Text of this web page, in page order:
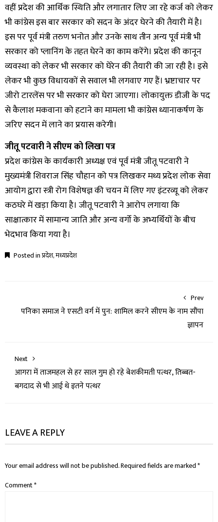
वहीं प्रदेश की आर्थिक स्थिति और लगातार लिए जा रहे कर्ज को लेकर
भी कांग्रेस इस बार सरकार को सदन के अंदर घेरने की तैयारी में है।
इस पर पूर्व मंत्री तरुण भनोत और उनके साथ तीन अन्य पूर्व मंत्री भी
सरकार को प्लानिंग के तहत घेरने का काम करेंगे। प्रदेश की कानून
व्यवस्था को लेकर भी सरकार को घेरेन की तैयारी की जा रही है। इसे
लेकर भी कुछ विधायकों से सवाल भी लगवाए गए हैं। भ्रष्टाचार पर
जीरो टारलेंस पर भी सरकार को घेरा जाएगा। लोकायुक्त डीजी के पद
से कैलाश मकवाना को हटाने का मामला भी कांग्रेस ध्यानाकर्षण के
जरिए सदन में लाने का प्रयास करेगी।
जीतू पटवारी ने सीएम को लिखा पत्र
प्रदेश कांग्रेस के कार्यकारी अध्यक्ष एवं पूर्व मंत्री जीतू पटवारी ने
मुख्यमंत्री शिवराज सिंह चौहान को पत्र लिखकर मध्य प्रदेश लोक सेवा
आयोग द्वारा स्त्री रोग विशेषज्ञ की चयन में लिए गए इंटरव्यू को लेकर
कठघरे में खड़ा किया है। जीतू पटवारी ने आरोप लगाया कि
साक्षात्कार में सामान्य जाति और अन्य वर्गो के अभ्यर्थियों के बीच
भेदभाव किया गया है।
Posted inप्रदेश,मध्यप्रदेश
Prev
पनिका समाज ने एसटी वर्ग में पुन: शामिल करने सीएम के नाम सौंपा
ज्ञापन
Next
आगरा में ताजमहल से हर साल गुम हो रहे बेशकीमती पत्थर, तिब्बत-
बगदाद से भी आई थे इतने पत्थर
LEAVE A REPLY
Your email address will not be published.Required fields are marked*
Comment*